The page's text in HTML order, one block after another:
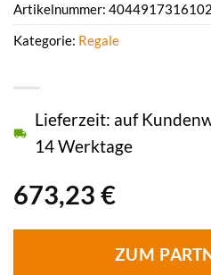
673,23 €
Lieferzeit: auf
14 Werktage
ZUM
Artikelnummer: 4044917316102
Kategorie: Regale